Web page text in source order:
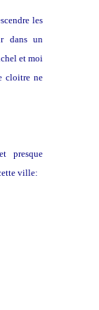
les
dans un
et moi
cloitre ne
presque
ville: